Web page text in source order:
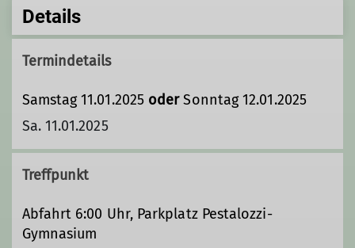
Details
Termindetails
Samstag 11.01.2025 oderSonntag 12.01.2025
Sa. 11.01.2025
Treffpunkt
Abfahrt 6:00 Uhr, Parkplatz Pestalozzi-
Gymnasium